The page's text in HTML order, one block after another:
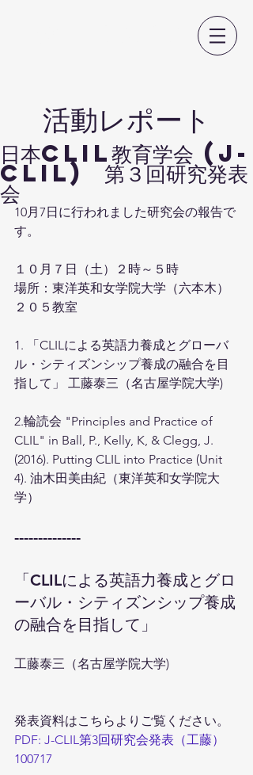
​活動レポート
日本CLIL教育学会 (J-
CLIL) 第３回研究発表
会
10月7日に行われました研究会の報告で
す。
１０月７日（土）２時～５時
場所：東洋英和女学院大学（六本木）
２０５教室
1. 「CLILによる英語力養成とグローバ
ル・シティズンシップ養成の融合を目
指して」 工藤泰三（名古屋学院大学)
2.輪読会 "Principles and Practice of
CLIL" in Ball, P., Kelly, K, & Clegg, J.
(2016). Putting CLIL into Practice (Unit
4). 油木田美由紀（東洋英和女学院大
学）
--------------
「CLILによる英語力養成とグロ
ーバル・シティズンシップ養成
の融合を目指して」
工藤泰三（名古屋学院大学)
発表資料はこちらよりご覧ください。
PDF: J-CLIL第3回研究会発表（工藤）
100717